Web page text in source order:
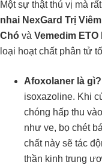
Một sự thật thú vị mà
nhai NexGard Trị
Chó và Vemedim ETO
loại hoạt chất phân tử
Afoxolaner là gì?
isoxazoline. Khi
chóng hấp thu
như ve, bọ chét
chất này sẽ tác
thần kinh trung